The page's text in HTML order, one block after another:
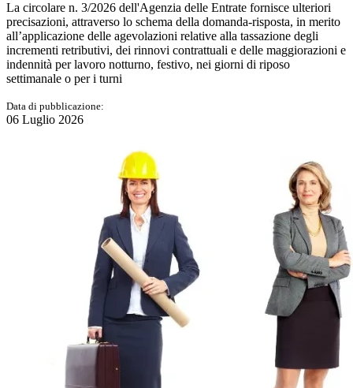
La circolare n. 3/2026 dell'Agenzia delle Entrate fornisce ulteriori
precisazioni, attraverso lo schema della domanda-risposta, in merito
all’applicazione delle agevolazioni relative alla tassazione degli
incrementi retributivi, dei rinnovi contrattuali e delle maggiorazioni e
indennità per lavoro notturno, festivo, nei giorni di riposo
settimanale o per i turni
Data di pubblicazione:
06 Luglio 2026